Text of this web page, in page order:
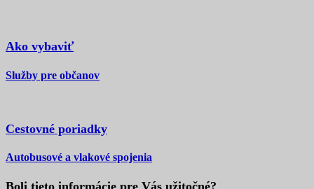
Ako vybaviť
Služby pre občanov
Cestovné poriadky
Autobusové a vlakové spojenia
Boli tieto informácie pre Vás užitočné?